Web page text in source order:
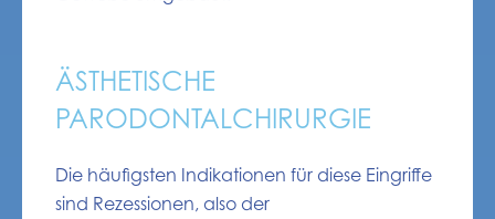
ÄSTHETISCHE
PARODONTALCHIRURGIE
Die häufigsten Indikationen für diese Eingriffe
sind Rezessionen, also der